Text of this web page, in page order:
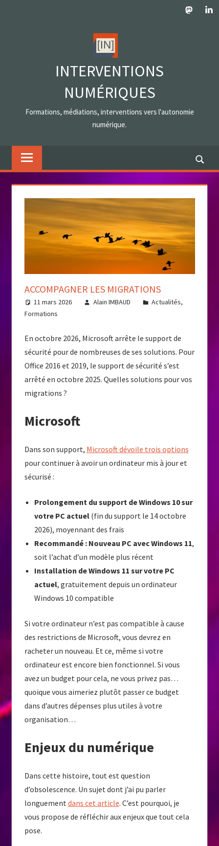
INTERVENTIONS
NUMÉRIQUES
Formations, médiations, interventions vers l'autonomie
numérique.
ACCOMPAGNER LES MIGRATIONS
11 mars 2026 Alain IMBAUD Actualités,
Formations
En octobre 2026, Microsoft arrête le support de
sécurité pour de nombreuses de ses solutions. Pour
Office 2016 et 2019, le support de sécurité s’est
arrêté en octobre 2025. Quelles solutions pour vos
migrations ?
Microsoft
Dans son support, Microsoft dévoile trois options
pour continuer à avoir un ordinateur mis à jour et
sécurisé :
Prolongement du support de Windows 10 sur
votre PC actuel(fin du support le 14 octobre
2026), moyennant des frais
Recommandé : Nouveau PC avec Windows 11,
soit l’achat d’un modèle plus récent
Installation de Windows 11 sur votre PC
actuel, gratuitement depuis un ordinateur
Windows 10 compatible
Si votre ordinateur n’est pas compatible à cause
des restrictions de Microsoft, vous devrez en
racheter un nouveau. Et ce, même si votre
ordinateur est encore bien fonctionnel. Si vous
avez un budget pour cela, ne vous privez pas…
quoique vous aimeriez plutôt passer ce budget
dans d’autres dépenses plus utiles à votre
organisation…
Enjeux du numérique
Dans cette histoire, tout est question
d’obsolescence. Un sujet dont j’ai pu parler
longuementdans cet article. C’est pourquoi, je
vous propose de réfléchir aux enjeux que tout cela
pose.